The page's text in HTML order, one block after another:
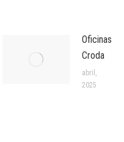
Oficinas
Croda
abril,
2025